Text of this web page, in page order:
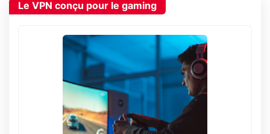
Le VPN conçu pour le gaming